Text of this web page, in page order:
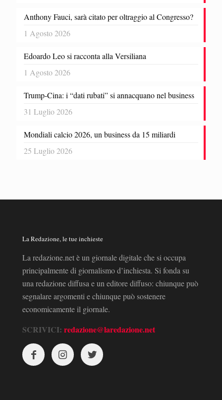
Anthony Fauci, sarà citato per oltraggio al Congresso?
1 Agosto 2026
Edoardo Leo si racconta alla Versiliana
1 Agosto 2026
Trump-Cina: i “dati rubati” si annacquano nel business
31 Luglio 2026
Mondiali calcio 2026, un business da 15 miliardi
25 Luglio 2026
La Redazione, le tue inchieste
La redazione.net è un giornale digitale che si occupa
principalmente di giornalismo d’inchiesta. Si fonda su
una redazione diffusa e un editore diffuso: chiunque può
segnalare argomenti e chiunque può sostenere
economicamente il giornale.
SCRIVICI: redazione@laredazione.net